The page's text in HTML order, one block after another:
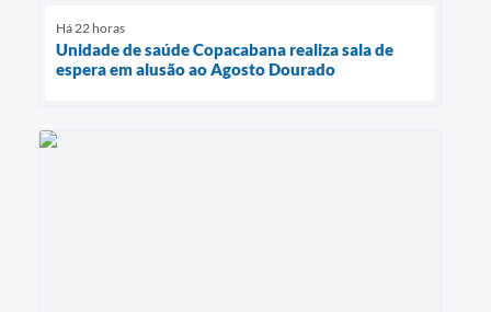
Há 22 horas
Unidade de saúde Copacabana realiza sala de
espera em alusão ao Agosto Dourado